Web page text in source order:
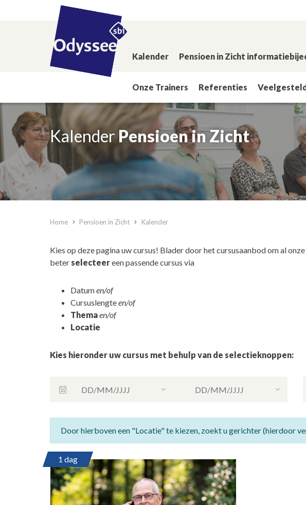
Kalender Pensioen in Zicht
Onze Trainers Referenties
KalenderPensioen in Zicht
Home Pensioen in Zicht Kalender
Kies op deze pagina uw cursus! Blader door het cursusaanbod om al
beter selecteereen passende cursus via
Datum​en/of
Cursuslengteen/of
Themaen/of
Locatie
Kies hieronder uw cursus met behulp van de selectieknoppen:
Door hierboven een "Locatie" te kiezen, zoekt u gerichter (hierdoor
1 dag